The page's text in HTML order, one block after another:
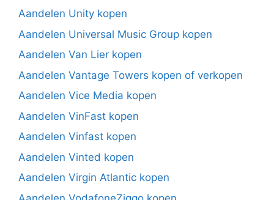
Aandelen Unity kopen
Aandelen Universal Music Group kopen
Aandelen Van Lier kopen
Aandelen Vantage Towers kopen of verkopen
Aandelen Vice Media kopen
Aandelen VinFast kopen
Aandelen Vinfast kopen
Aandelen Vinted kopen
Aandelen Virgin Atlantic kopen